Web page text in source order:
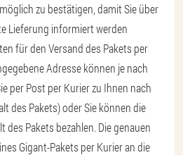
zu bestätigen, damit Sie über
Lieferung informiert werden
für den Versand des Pakets per
Adresse können je nach
per Post per Kurier zu Ihnen nach
des Pakets) oder Sie können die
des Pakets bezahlen. Die genauen
Gigant-Pakets per Kurier an die